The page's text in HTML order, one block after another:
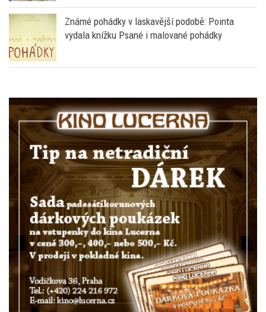
Známé pohádky v laskavější podobě: Pointa
vydala knížku Psané i malované pohádky